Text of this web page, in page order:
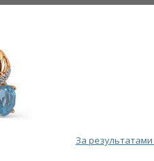
За